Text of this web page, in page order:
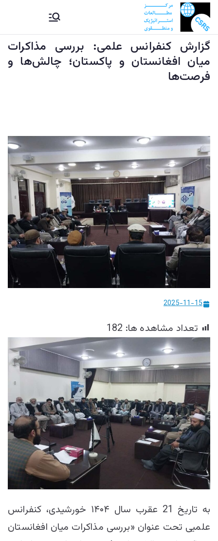
to
content
CSRS |
مرکز
و منطقوی |
د
ستراتېژیکو
او سیمه
ییزو څېړنو
مرکز
مرکز مطالعات استراتیژيک و
منطقوی دستراتېژیکو او
سیمه ییزو څېړنو مرکز
گزارش کنفرانس علمی: بررسی مذاکرات
میان افغانستان و پاکستان؛ چالش‌ها و
فرصت‌ها
2025-11-15
تعداد مشاهده ها: 182
به تاریخ 21 عقرب سال ۱۴۰۴ خورشیدی، کنفرانس
علمی‎ی تحت عنوان «بررسی مذاکرات میان افغانستان